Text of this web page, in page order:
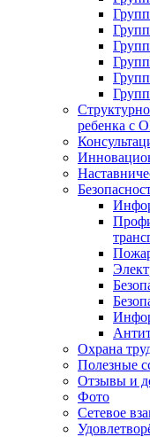
ребенка с
Охрана
Полезные
Отзывы и
Фото
Сетевое